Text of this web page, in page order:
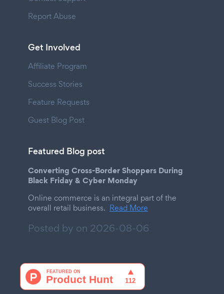
Report Abuse
Get Involved
Affiliate Program
Success Stories
Feature Requests
Guest Blog Post
Featured Blog post
Converting Cross-Border Shoppers During
Black Friday & Cyber Monday
Online commerce is an integral part of the
overall retail business. Read More
Posted by on 2026-08-06